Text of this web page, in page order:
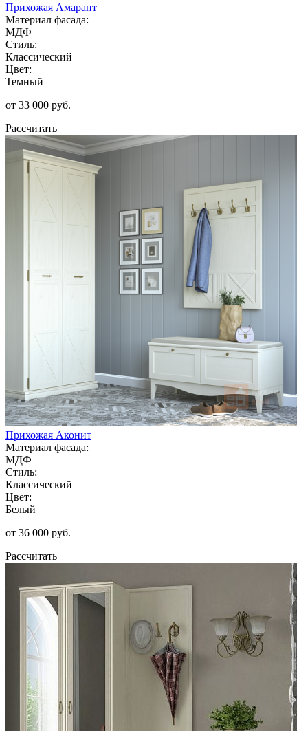
Прихожая Амарант
Материал фасада:
МДФ
Стиль:
Классический
Цвет:
Темный
от 33 000 руб.
Рассчитать
Прихожая Аконит
Материал фасада:
МДФ
Стиль:
Классический
Цвет:
Белый
от 36 000 руб.
Рассчитать